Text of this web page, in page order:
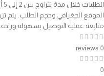
الموقع الجغرافي وحجم الطلب. يتم
متابعة عملية التوصيل بسهولة وراحة.
0 reviews
0